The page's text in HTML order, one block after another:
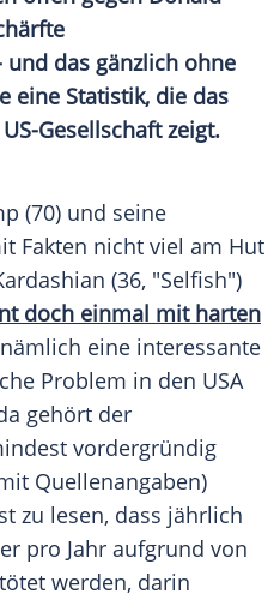
das gänzlich ohne
eine Statistik, die das
Gesellschaft zeigt.
(70) und seine
Fakten nicht viel am Hut
(36, "Selfish")
doch einmal mit harten
eine interessante
Problem in den USA
gehört der
vordergründig
Quellenangaben)
zu lesen, dass jährlich
pro Jahr aufgrund von
werden, darin